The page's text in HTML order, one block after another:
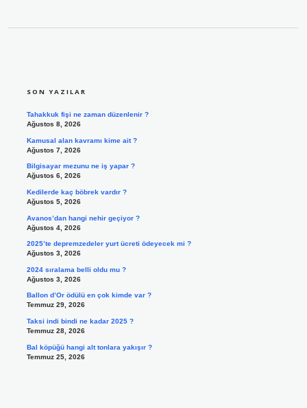
SON YAZILAR
Tahakkuk fişi ne zaman düzenlenir ?
Ağustos 8, 2026
Kamusal alan kavramı kime ait ?
Ağustos 7, 2026
Bilgisayar mezunu ne iş yapar ?
Ağustos 6, 2026
Kedilerde kaç böbrek vardır ?
Ağustos 5, 2026
Avanos’dan hangi nehir geçiyor ?
Ağustos 4, 2026
2025’te depremzedeler yurt ücreti ödeyecek mi ?
Ağustos 3, 2026
2024 sıralama belli oldu mu ?
Ağustos 3, 2026
Ballon d’Or ödülü en çok kimde var ?
Temmuz 29, 2026
Taksi indi bindi ne kadar 2025 ?
Temmuz 28, 2026
Bal köpüğü hangi alt tonlara yakışır ?
Temmuz 25, 2026